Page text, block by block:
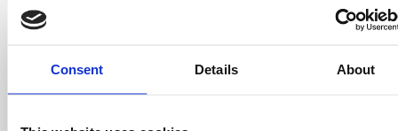
Consent Details About
Entérate antes